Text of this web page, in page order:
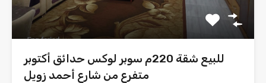
للبيع شقة 220م سوبر لوكس حدائق أكتوبر
متفرع من شارع أحمد زويل